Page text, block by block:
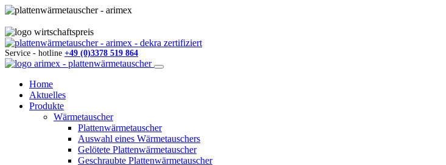
Service - hotline +49 (0)3378 519 864
Home
Aktuelles
Produkte
Wärmetauscher
Plattenwärmetauscher
Auswahl eines Wärmetauschers
Gelötete Plattenwärmetauscher
Geschraubte Plattenwärmetauscher